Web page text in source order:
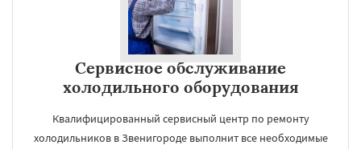
Сервисное обслуживание
холодильного оборудования
Квалифицированный сервисный центр по ремонту
холодильников в Звенигороде выполнит все необходимые